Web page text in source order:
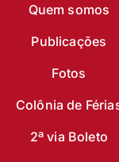
Quem somos
Publicações
Fotos
Colônia de
2ª via Boleto